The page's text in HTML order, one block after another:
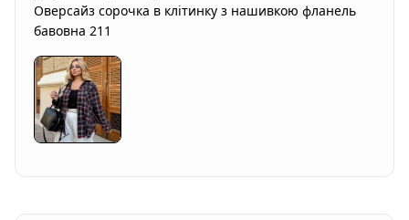
Оверсайз сорочка в клітинку з нашивкою фланель
бавовна 211